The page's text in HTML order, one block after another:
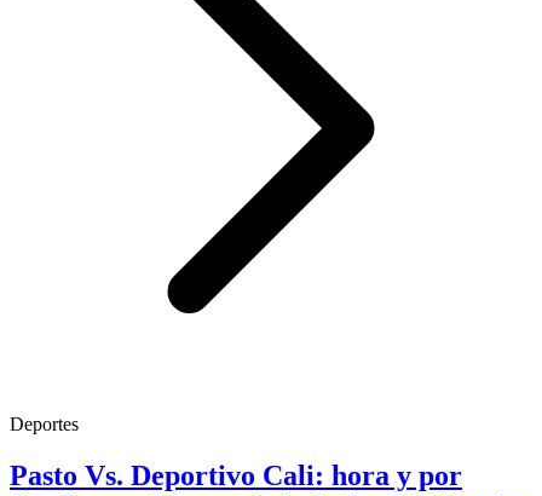
Deportes
Pasto Vs. Deportivo Cali: hora y por